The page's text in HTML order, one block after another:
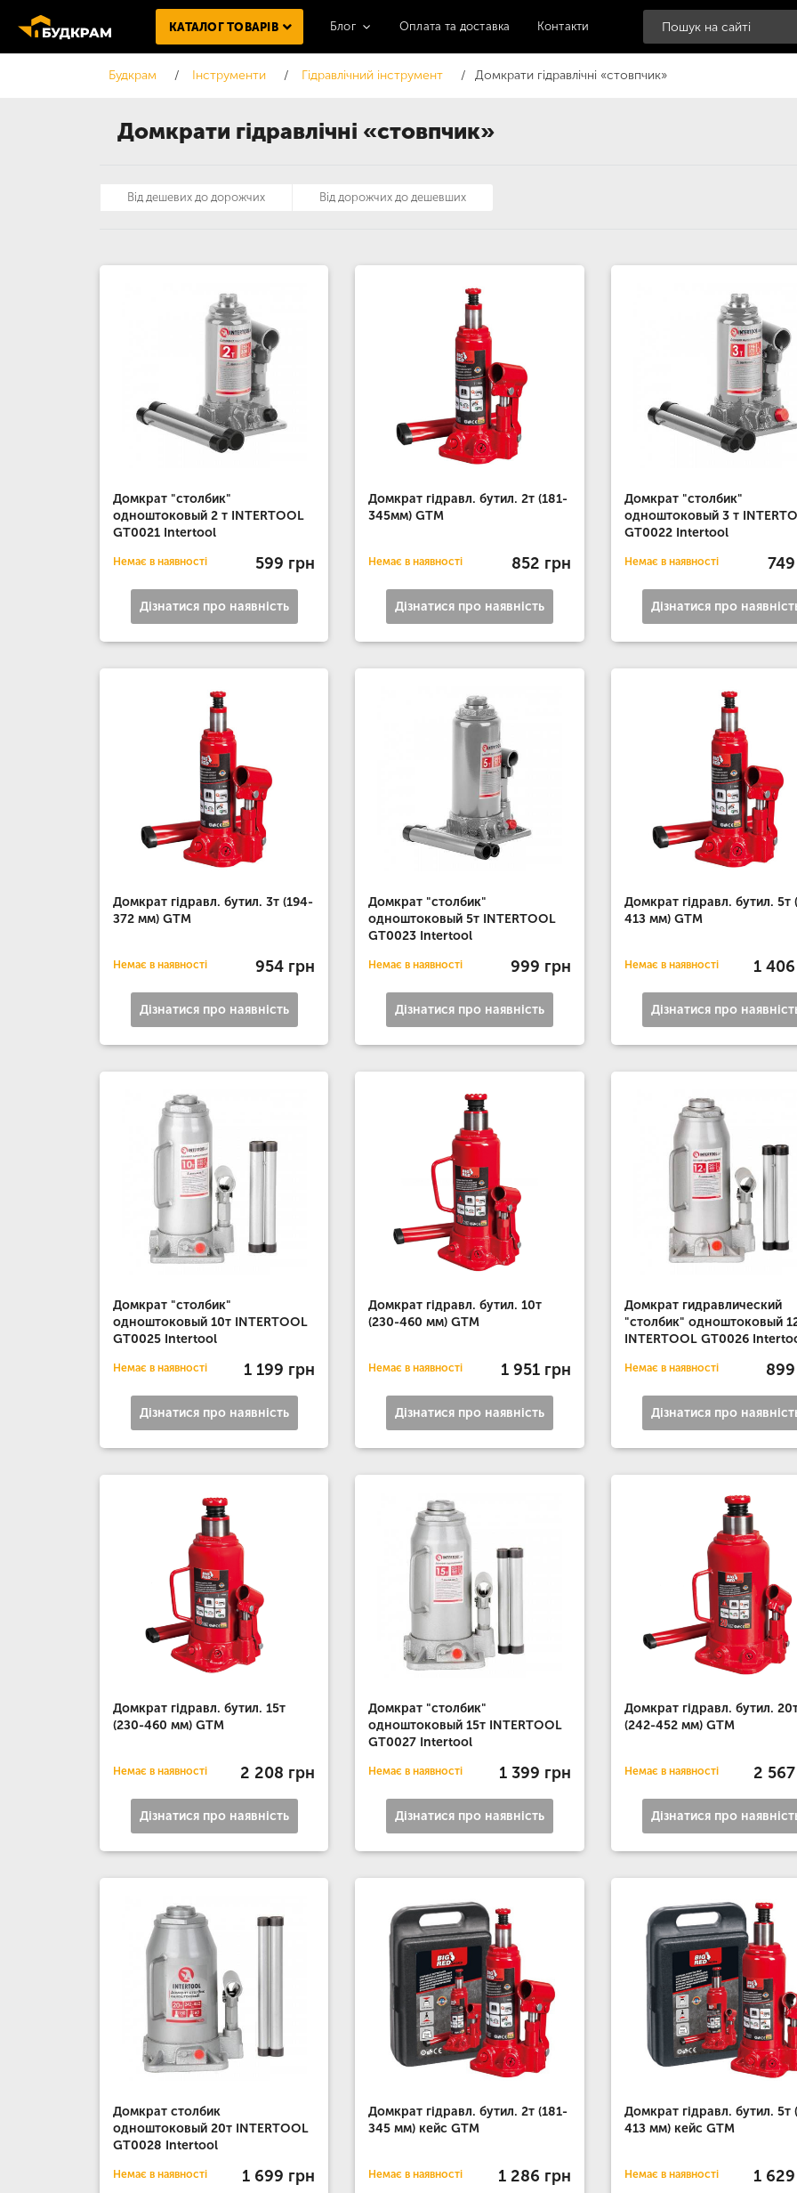
Домкрати гідравлічні «стовпчик»
КАТАЛОГ ТОВАРІВ Блог Оплата та доставка Контакти
Будкрам Інструменти Гідравлічний інструмент Домкрати гідравлічні «стовпчик»
Домкрат "столбик"
одноштоковый 2 т INTERTOOL
GT0021 Intertool
Немає в наявності 599 грн
Дізнатися про наявність
Домкрат гідравл. бутил. 2т (181-
345мм) GTM
Немає в наявності 852 грн
Дізнатися про наявність
Домкрат "столбик"
одноштоковый 3 т
GT0022 Intertool
Немає в наявності
Дізнатися про
Домкрат гідравл. бутил. 3т (194-
З72 мм) GTM
Немає в наявності 954 грн
Дізнатися про наявність
Домкрат "столбик"
одноштоковый 5т INTERTOOL
GT0023 Intertool
Немає в наявності 999 грн
Дізнатися про наявність
Домкрат гідравл. бутил. 5т
41З мм) GTM
Немає в наявності 1
Дізнатися про
Домкрат "столбик"
одноштоковый 10т INTERTOOL
GT0025 Intertool
Немає в наявності 1 199 грн
Дізнатися про наявність
Домкрат гідравл. бутил. 10т
(2З0-460 мм) GTM
Немає в наявності 1 951 грн
Дізнатися про наявність
Домкрат гидравлический
"столбик" одноштоковый
INTERTOOL GT0026
Немає в наявності
Дізнатися про
Домкрат гідравл. бутил. 15т
(2З0-460 мм) GTM
Немає в наявності 2 208 грн
Дізнатися про наявність
Домкрат "столбик"
одноштоковый 15т INTERTOOL
GT0027 Intertool
Немає в наявності 1 399 грн
Дізнатися про наявність
Домкрат гідравл. бутил.
(242-452 мм) GTM
Немає в наявності 2
Дізнатися про
Домкрат столбик
одноштоковый 20т INTERTOOL
GT0028 Intertool
Немає в наявності 1 699 грн
Домкрат гідравл. бутил. 2т (181-
З45 мм) кейс GTM
Немає в наявності 1 286 грн
Домкрат гідравл. бутил. 5т
41З мм) кейс GTM
Немає в наявності 1
Від дешевих до дорожчих Від дорожчих до дешевших